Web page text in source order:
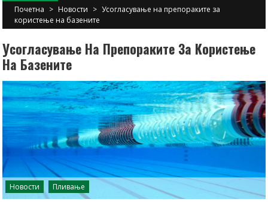
Почетна > Новости > Усогласување на препораките за
користење на базените
Усогласување На Препораките За Користење
На Базените
Новости Пливање